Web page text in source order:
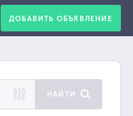
ДОБАВИТЬ ОБЪЯВЛЕНИЕ
НАЙТИ